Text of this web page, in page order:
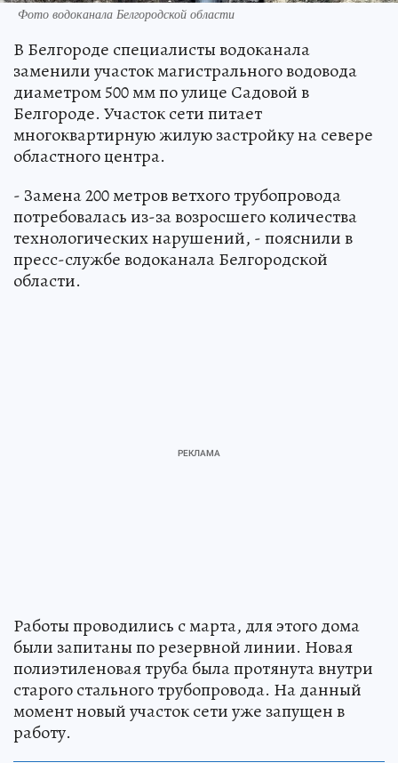
Фото водоканала Белгородской области
В Белгороде специалисты водоканала
заменили участок магистрального водовода
диаметром 500 мм по улице Садовой в
Белгороде. Участок сети питает
многоквартирную жилую застройку на севере
областного центра.
- Замена 200 метров ветхого трубопровода
потребовалась из-за возросшего количества
технологических нарушений, - пояснили в
пресс-службе водоканала Белгородской
области.
Работы проводились с марта, для этого дома
были запитаны по резервной линии. Новая
полиэтиленовая труба была протянута внутри
старого стального трубопровода. На данный
момент новый участок сети уже запущен в
работу.